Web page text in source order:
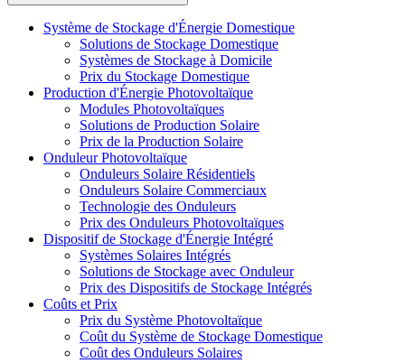
Système de Stockage d'Énergie Domestique
Solutions de Stockage Domestique
Systèmes de Stockage à Domicile
Prix du Stockage Domestique
Production d'Énergie Photovoltaïque
Modules Photovoltaïques
Solutions de Production Solaire
Prix de la Production Solaire
Onduleur Photovoltaïque
Onduleurs Solaire Résidentiels
Onduleurs Solaire Commerciaux
Technologie des Onduleurs
Prix des Onduleurs Photovoltaïques
Dispositif de Stockage d'Énergie Intégré
Systèmes Solaires Intégrés
Solutions de Stockage avec Onduleur
Prix des Dispositifs de Stockage Intégrés
Coûts et Prix
Prix du Système Photovoltaïque
Coût du Système de Stockage Domestique
Coût des Onduleurs Solaires